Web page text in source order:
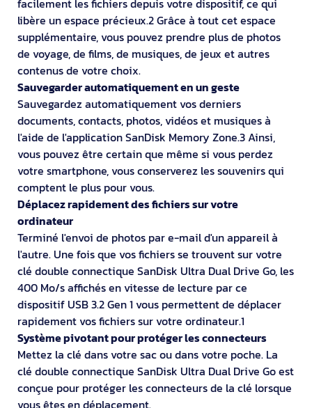
libère un espace précieux.2 Grâce à tout cet espace
supplémentaire, vous pouvez prendre plus de photos
de voyage, de films, de musiques, de jeux et autres
contenus de votre choix.
Sauvegarder automatiquement en un geste
Sauvegardez automatiquement vos derniers
documents, contacts, photos, vidéos et musiques à
l'aide de l'application SanDisk Memory Zone.3 Ainsi,
vous pouvez être certain que même si vous perdez
votre smartphone, vous conserverez les souvenirs qui
comptent le plus pour vous.
Déplacez rapidement des fichiers sur votre
ordinateur
Terminé l'envoi de photos par e-mail d'un appareil à
l'autre. Une fois que vos fichiers se trouvent sur votre
clé double connectique SanDisk Ultra Dual Drive Go, les
400 Mo/s affichés en vitesse de lecture par ce
dispositif USB 3.2 Gen 1 vous permettent de déplacer
rapidement vos fichiers sur votre ordinateur.1
Système pivotant pour protéger les connecteurs
Mettez la clé dans votre sac ou dans votre poche. La
clé double connectique SanDisk Ultra Dual Drive Go est
conçue pour protéger les connecteurs de la clé lorsque
vous êtes en déplacement.